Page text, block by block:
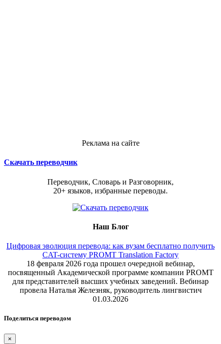
Реклама на сайте
Скачать переводчик
Переводчик, Словарь и Разговорник,
20+ языков, избранные переводы.
Наш Блог
Цифровая эволюция перевода: как вузам бесплатно получить
CAT-систему PROMT Translation Factory
18 февраля 2026 года прошел очередной вебинар,
посвященный Академической программе компании PROMT
для представителей высших учебных заведений. Вебинар
провела Наталья Железняк, руководитель лингвистич
01.03.2026
Поделиться переводом
×